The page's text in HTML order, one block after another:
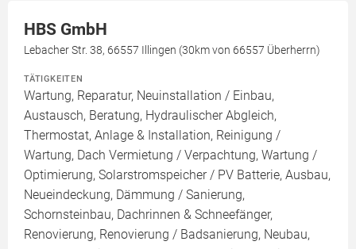
HBS GmbH
Lebacher Str. 38, 66557 Illingen (30km von 66557 Überherrn)
TÄTIGKEITEN
Wartung, Reparatur, Neuinstallation / Einbau,
Austausch, Beratung, Hydraulischer Abgleich,
Thermostat, Anlage & Installation, Reinigung /
Wartung, Dach Vermietung / Verpachtung, Wartung /
Optimierung, Solarstromspeicher / PV Batterie, Ausbau,
Neueindeckung, Dämmung / Sanierung,
Schornsteinbau, Dachrinnen & Schneefänger,
Renovierung, Renovierung / Badsanierung, Neubau,